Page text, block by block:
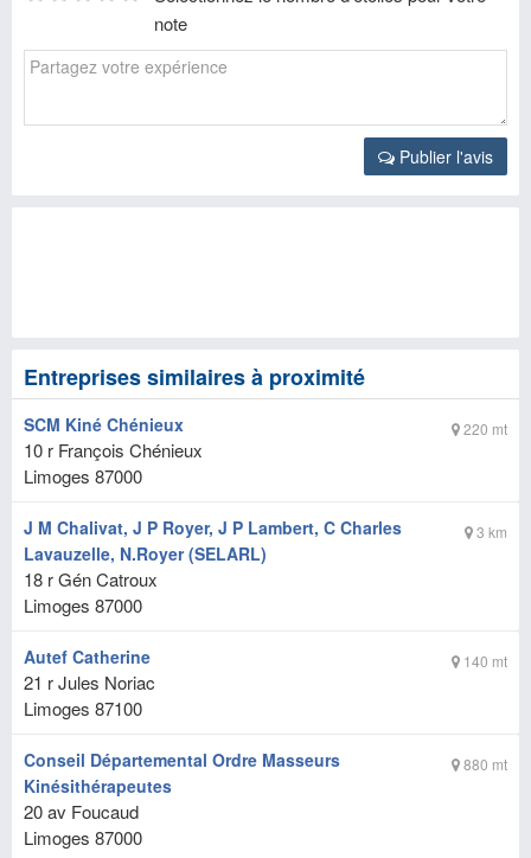
note
Publier l'avis
Entreprises similaires à proximité
220 mt
SCM Kiné Chénieux
10 r François Chénieux
Limoges 87000
3 km
J M Chalivat, J P Royer, J P Lambert, C Charles
Lavauzelle, N.Royer (SELARL)
18 r Gén Catroux
Limoges 87000
140 mt
Autef Catherine
21 r Jules Noriac
Limoges 87100
880 mt
Conseil Départemental Ordre Masseurs
Kinésithérapeutes
20 av Foucaud
Limoges 87000